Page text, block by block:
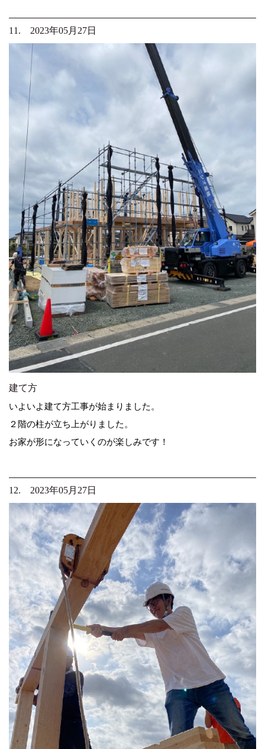
11. 2023年05月27日
建て方
いよいよ建て方工事が始まりました。
２階の柱が立ち上がりました。
お家が形になっていくのが楽しみです！
12. 2023年05月27日